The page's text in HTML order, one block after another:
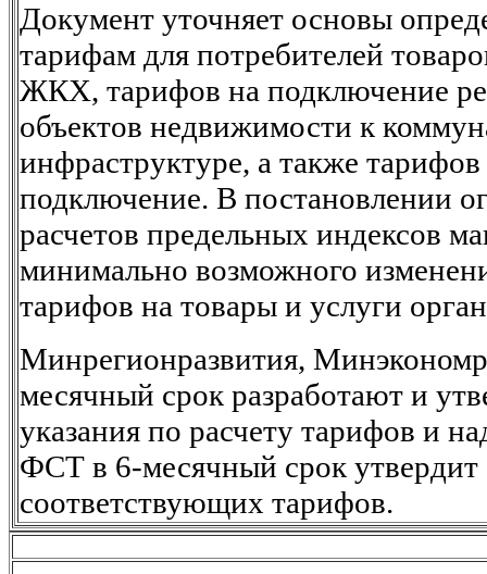
Документ уточняет основы
тарифам для потребителей
ЖКХ, тарифов на подключение
объектов недвижимости к
инфраструктуре, а также
подключение. В постановлении
расчетов предельных индексов
минимально возможного
тарифов на товары и услуги
Минрегионразвития,
месячный срок разработают и
указания по расчету тарифов и
ФСТ в 6-месячный срок
соответствующих тарифов.